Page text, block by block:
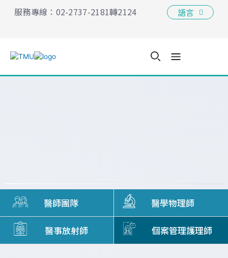
服務專線：02-2737-2181轉2124 語言
醫師團隊 醫學物理師
醫事放射師 個案管理護理師